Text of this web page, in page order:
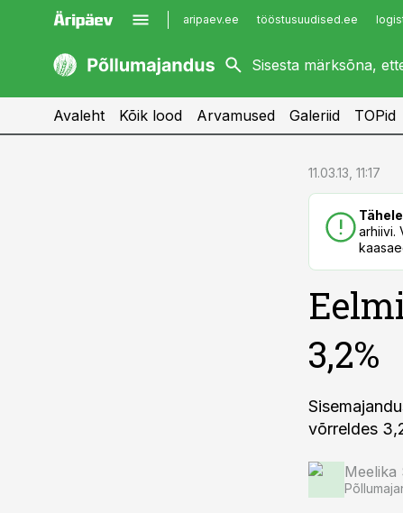
aripaev.ee tööstusuudised.ee
kaubandus.ee
kinnisvarauudised.ee
imelineajalugu.ee
Avaleht Kõik lood Arvamused Galeriid TOPid
11.03.13, 11:17
arhiivi.
3,2%
võrreldes
Meelika